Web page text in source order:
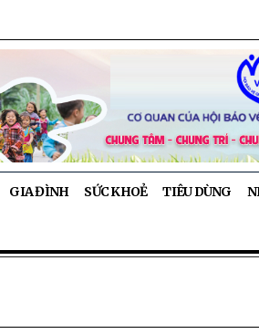
GIA ĐÌNH SỨC KHOẺ TIÊU DÙNG